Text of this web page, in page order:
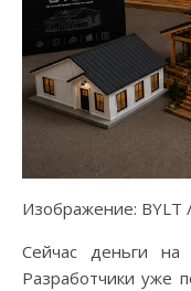
Изображение: BYLT
Сейчас деньги на
Разработчики уже